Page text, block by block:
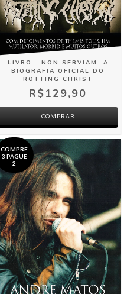
LIVRO - NON SERVIAM: A
BIOGRAFIA OFICIAL DO
ROTTING CHRIST
R$129,90
COMPRAR
COMPRE
3 PAGUE
2